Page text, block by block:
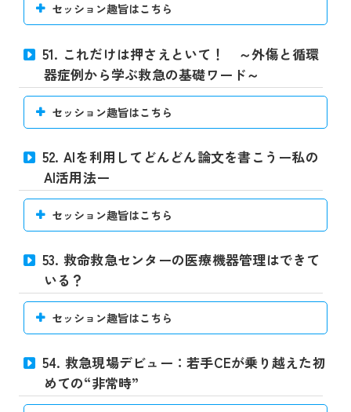
セッション趣旨はこちら
51. これだけは押さえといて！ ～外傷と循環
器症例から学ぶ救急の基礎ワード～
セッション趣旨はこちら
52. AIを利用してどんどん論文を書こうー私の
AI活用法ー
セッション趣旨はこちら
53. 救命救急センターの医療機器管理はできて
いる？
セッション趣旨はこちら
54. 救急現場デビュー：若手CEが乗り越えた初
めての“非常時”